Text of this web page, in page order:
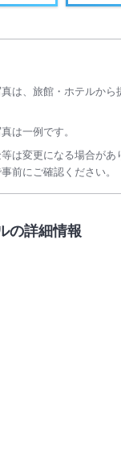
は、旅館・ホテルから
は一例です。
等は変更になる場合が
前にご確認ください。
の詳細情報